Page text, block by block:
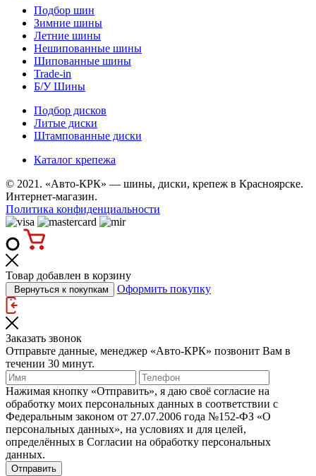
Подбор шин
Зимние шины
Летние шины
Нешипованные шины
Шипованные шины
Trade-in
Б/У Шины
Подбор дисков
Литые диски
Штампованные диски
Каталог крепежа
© 2021. «Авто-КРК» — шины, диски, крепеж в Красноярске.
Интернет-магазин.
Политика конфиденциальности
Товар добавлен в корзину
Вернуться к покупкам Оформить покупку
Заказать звонок
Отправьте данные, менеджер «Авто-КРК» позвонит Вам в
течении 30 минут.
Нажимая кнопку «Отправить», я даю своё согласие на
обработку моих персональных данных в соответствии с
Федеральным законом от 27.07.2006 года №152‑ФЗ «О
персональных данных», на условиях и для целей,
определённых в Согласии на обработку персональных
данных.